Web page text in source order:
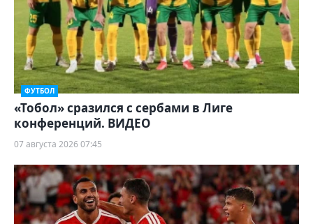
ФУТБОЛ
«Тобол» сразился с сербами в Лиге
конференций. ВИДЕО
07 августа 2026 07:45